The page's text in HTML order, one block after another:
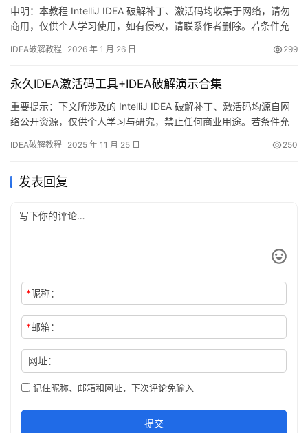
申明：本教程 IntelliJ IDEA 破解补丁、激活码均收集于网络，请勿
商用，仅供个人学习使用，如有侵权，请联系作者删除。若条件允
解成功的截图，如下图，可以看到已经成功破解到 2099 年辣，舒
IDEA。 如果觉得破解…
IDEA破解教程 2026 年 1 月 26 日 299
永久IDEA激活码工具+IDEA破解演示合集
重要提示：下文所涉及的 IntelliJ IDEA 破解补丁、激活码均源自网
络公开资源，仅供个人学习与研究，禁止任何商业用途。若条件允
（Windows / macOS / Linux）全能 IDE。本指南将手把手演示如何
IDEA破解教程 2025 年 11 月 25 日 250
发表回复
*昵称：
*邮箱：
网址：
记住昵称、邮箱和网址，下次评论免输入
提交